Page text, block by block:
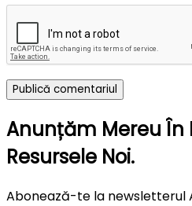
Anunțăm Mereu În
Resursele Noi.
Abonează-te la newsletterul